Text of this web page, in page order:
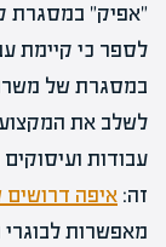
"אפיק" במסגרת
לספר כי קיימת
במסגרת של
לשלב את
עבודות
זה: איפה
מאפשרות